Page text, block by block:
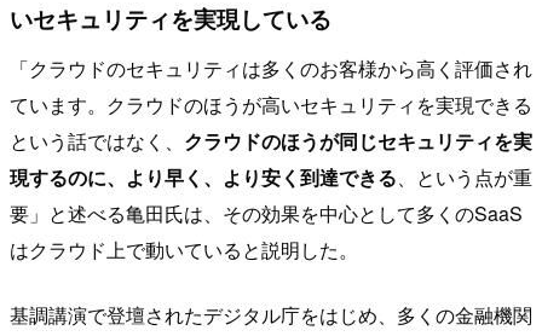
いセキュリティを実現している
「クラウドのセキュリティは多くのお客様から高く評価され
ています。クラウドのほうが高いセキュリティを実現できる
という話ではなく、 クラウドのほうが同じセキュリティを実
現するのに、より早く、より安く到達できる、という点が重
要」と述べる亀田氏は、その効果を中心として多くのSaaS
はクラウド上で動いていると説明した。
基調講演で登壇されたデジタル庁をはじめ、多くの金融機関